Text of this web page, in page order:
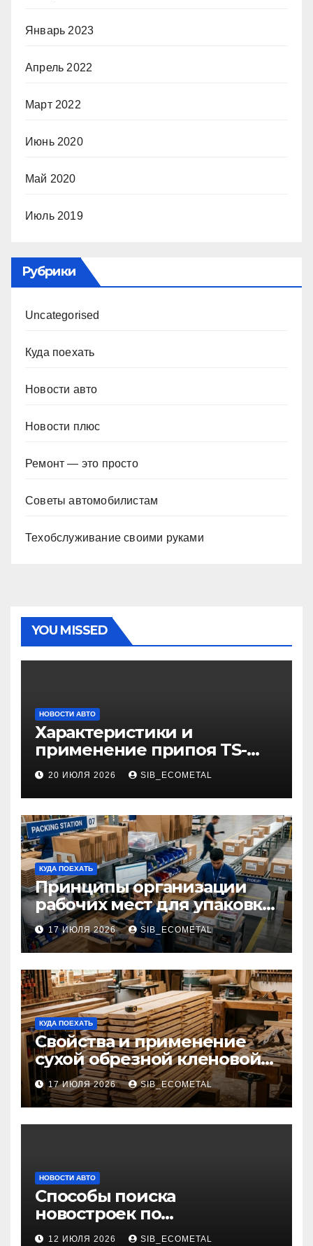
Январь 2023
Апрель 2022
Март 2022
Июнь 2020
Май 2020
Июль 2019
Рубрики
Uncategorised
Куда поехать
Новости авто
Новости плюс
Ремонт — это просто
Советы автомобилистам
Техобслуживание своими руками
YOU MISSED
НОВОСТИ АВТО
Характеристики и
применение припоя TS-
99.35050
20 ИЮЛЯ 2026 SIB_ECOMETAL
КУДА ПОЕХАТЬ
Принципы организации
рабочих мест для упаковки
и комплектации товаров
17 ИЮЛЯ 2026 SIB_ECOMETAL
КУДА ПОЕХАТЬ
Свойства и применение
сухой обрезной кленовой
доски в столярном деле
17 ИЮЛЯ 2026 SIB_ECOMETAL
НОВОСТИ АВТО
Способы поиска
новостроек по
индивидуальным
12 ИЮЛЯ 2026 SIB_ECOMETAL